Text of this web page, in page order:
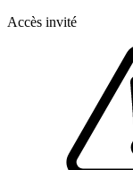
Accès invité